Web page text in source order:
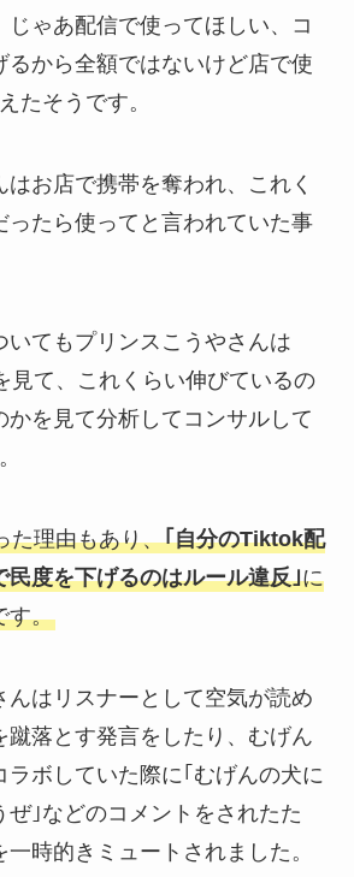
じゃあ配信で使ってほしい、コ
るから全額ではないけど店で使
たそうです。
はお店で携帯を奪われ、これく
ったら使ってと言われていた事
いてもプリンスこうやさんは
見て、これくらい伸びているの
かを見て分析してコンサルして
た理由もあり、｢自分のTiktok配
民度を下げるのはルール違反｣に
す。
んはリスナーとして空気が読め
蹴落とす発言をしたり、むげん
ラボしていた際に｢むげんの犬に
ぜ｣などのコメントをされたた
時的きミュートされました。